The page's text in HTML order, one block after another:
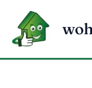
Inhalt
springen